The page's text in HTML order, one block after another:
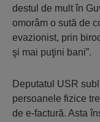
destul de mult în
omorâm o sută de
evazionist, prin
şi mai puţini bani”.
Deputatul USR
persoanele fizice
de e-factură. Asta